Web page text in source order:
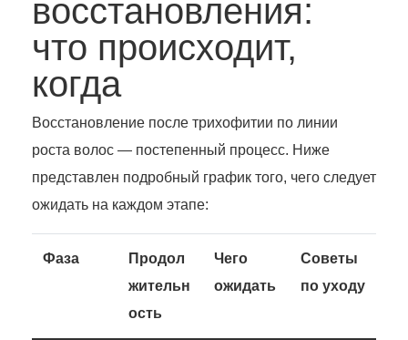
восстановления:
что происходит,
когда
Восстановление после трихофитии по линии
роста волос — постепенный процесс. Ниже
представлен подробный график того, чего следует
ожидать на каждом этапе:
Фаза
Продол
жительн
ость
Чего
ожидать
Советы
по уходу